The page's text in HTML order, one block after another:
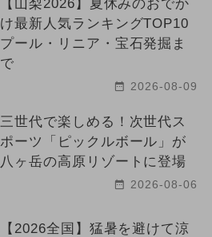
【山梨2026】夏休みのおでか
け最新人気ランキングTOP10
プール・リニア・宝石発掘ま
で
2026-08-09
三世代で楽しめる！次世代ス
ポーツ「ピックルボール」が
八ヶ岳の高原リゾートに登場
2026-08-06
【2026全国】猛暑を避けて涼